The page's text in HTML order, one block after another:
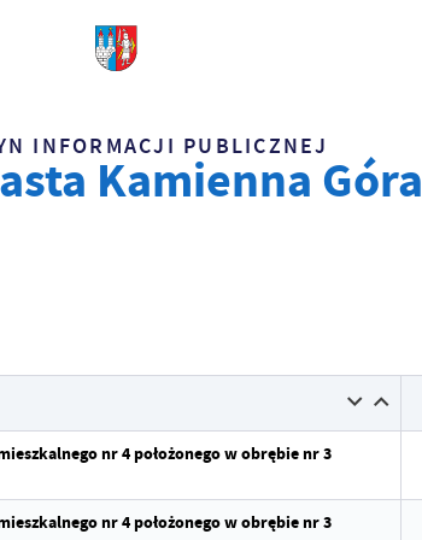
INFORMACJI PUBLICZNEJ
Kamienna Góra
nr 4 położonego w obrębie nr 3
nr 4 położonego w obrębie nr 3